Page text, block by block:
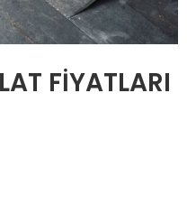
FIYATLARI